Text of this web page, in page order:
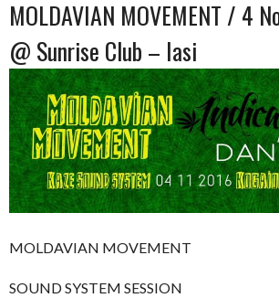
MOLDAVIAN MOVEMENT / 4
@ Sunrise Club – Iasi
MOLDAVIAN MOVEMENT
SOUND SYSTEM SESSION